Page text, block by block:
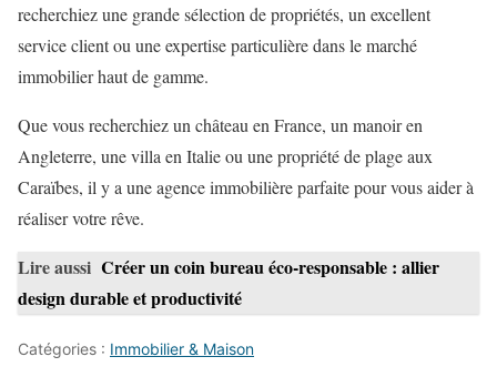
recherchiez une grande sélection de propriétés, un excellent
service client ou une expertise particulière dans le marché
immobilier haut de gamme.
Que vous recherchiez un château en France, un manoir en
Angleterre, une villa en Italie ou une propriété de plage aux
Caraïbes, il y a une agence immobilière parfaite pour vous aider à
réaliser votre rêve.
Lire aussi Créer un coin bureau éco-responsable : allier
design durable et productivité
Catégories : Immobilier & Maison